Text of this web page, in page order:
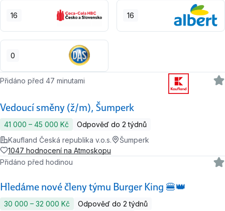
16 16
0
Vedoucí směny (ž/m), Šumperk
Přidáno před 47 minutami
41 000 ‍–‍ 45 000 Kč
Odpověď do 2 týdnů
Kaufland Česká republika v.o.s.
Šumperk
1047 hodnocení na Atmoskopu
Hledáme nové členy týmu Burger King 🍔👑
Přidáno před hodinou
30 000 ‍–‍ 32 000 Kč
Odpověď do 2 týdnů